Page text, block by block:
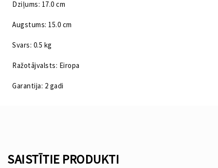
Dziļums: 17.0 cm
Augstums: 15.0 cm
Svars: 0.5 kg
Ražotājvalsts: Eiropa
Garantija: 2 gadi
SAISTĪTIE PRODUKTI